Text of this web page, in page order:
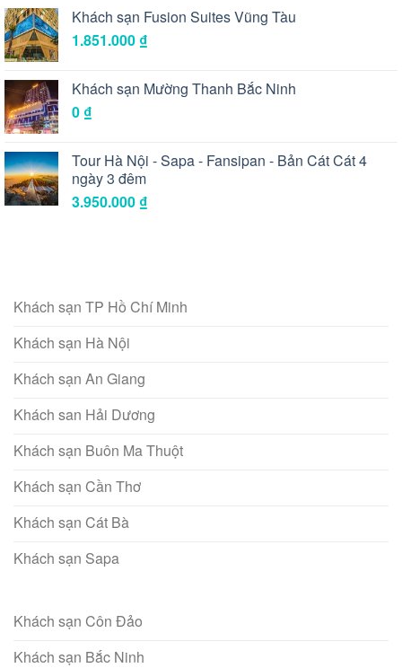
Khách sạn Fusion Suites Vũng Tàu
1.851.000 ₫
Khách sạn Mường Thanh Bắc Ninh
0 ₫
Tour Hà Nội - Sapa - Fansipan - Bản Cát Cát 4
ngày 3 đêm
3.950.000 ₫
Khách sạn TP Hồ Chí Minh
Khách sạn Hà Nội
Khách sạn An Giang
Khách san Hải Dương
Khách sạn Buôn Ma Thuột
Khách sạn Cần Thơ
Khách sạn Cát Bà
Khách sạn Sapa
Khách sạn Côn Đảo
Khách sạn Bắc Ninh